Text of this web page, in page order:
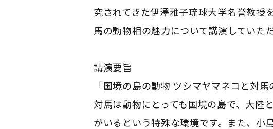
究されてきた伊澤雅子琉球大学名誉教授
馬の動物相の魅力について講演していただ
講演要旨
「国境の島の動物 ツシマヤマネコと対馬
対馬は動物にとっても国境の島で、大陸
がいるという特殊な環境です。また、小